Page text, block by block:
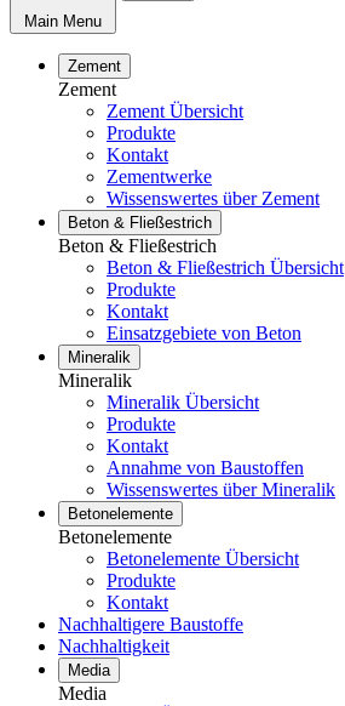
Main Menu
Zement
Zement
Zement Übersicht
Produkte
Kontakt
Zementwerke
Wissenswertes über Zement
Beton & Fließestrich
Beton & Fließestrich
Beton & Fließestrich Übersicht
Produkte
Kontakt
Einsatzgebiete von Beton
Mineralik
Mineralik
Mineralik Übersicht
Produkte
Kontakt
Annahme von Baustoffen
Wissenswertes über Mineralik
Betonelemente
Betonelemente
Betonelemente Übersicht
Produkte
Kontakt
Nachhaltigere Baustoffe
Nachhaltigkeit
Media
Media